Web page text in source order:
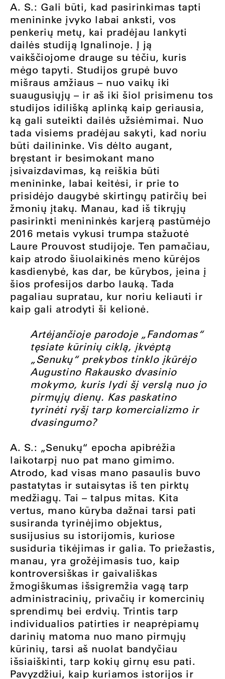
A. S.: Gali būti, kad pasirinkimas tapti
menininke įvyko labai anksti, vos
penkerių metų, kai pradėjau lankyti
dailės studiją Ignalinoje. Į ją
vaikščiojome drauge su tėčiu, kuris
mėgo tapyti. Studijos grupė buvo
mišraus amžiaus – nuo vaikų iki
suaugusiųjų – ir aš iki šiol prisimenu tos
studijos idilišką aplinką kaip geriausia,
ką gali suteikti dailės užsiėmimai. Nuo
tada visiems pradėjau sakyti, kad noriu
būti dailininke. Vis dėlto augant,
bręstant ir besimokant mano
įsivaizdavimas, ką reiškia būti
menininke, labai keitėsi, ir prie to
prisidėjo daugybė skirtingų patirčių bei
žmonių įtakų. Manau, kad iš tikrųjų
pasirinkti menininkės karjerą pastūmėjo
2016 metais vykusi trumpa stažuotė
Laure Prouvost studijoje. Ten pamačiau,
kaip atrodo šiuolaikinės meno kūrėjos
kasdienybė, kas dar, be kūrybos, įeina į
šios profesijos darbo lauką. Tada
pagaliau supratau, kur noriu keliauti ir
kaip gali atrodyti ši kelionė.
Artėjančioje parodoje „Fandomas“
tęsiate kūrinių ciklą, įkvėptą
„Senukų“ prekybos tinklo įkūrėjo
Augustino Rakausko dvasinio
mokymo, kuris lydi šį verslą nuo jo
pirmųjų dienų. Kas paskatino
tyrinėti ryšį tarp komercializmo ir
dvasingumo?
A. S.: „Senukų“ epocha apibrėžia
laikotarpį nuo pat mano gimimo.
Atrodo, kad visas mano pasaulis buvo
pastatytas ir sutaisytas iš ten pirktų
medžiagų. Tai – talpus mitas. Kita
vertus, mano kūryba dažnai tarsi pati
susiranda tyrinėjimo objektus,
susijusius su istorijomis, kuriose
susiduria tikėjimas ir galia. To priežastis,
manau, yra grožėjimasis tuo, kaip
kontroversiškas ir gaivališkas
žmogiškumas išsigremžia vagą tarp
administracinių, privačių ir komercinių
sprendimų bei erdvių. Trintis tarp
individualios patirties ir neaprėpiamų
darinių matoma nuo mano pirmųjų
kūrinių, tarsi aš nuolat bandyčiau
išsiaiškinti, tarp kokių girnų esu pati.
Pavyzdžiui, kaip kuriamos istorijos ir